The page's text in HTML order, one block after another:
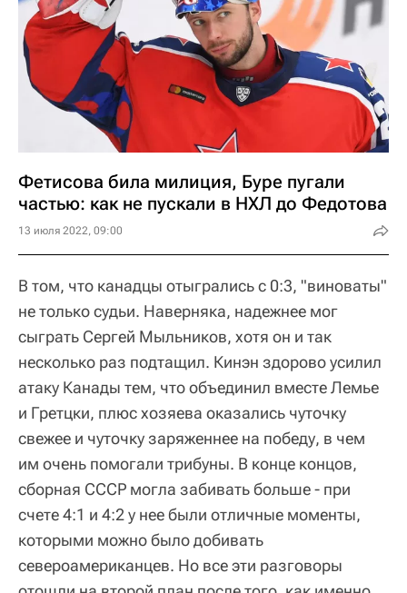
Фетисова била милиция, Буре пугали
частью: как не пускали в НХЛ до Федотова
13 июля 2022, 09:00
В том, что канадцы отыгрались с 0:3, "виноваты"
не только судьи. Наверняка, надежнее мог
сыграть Сергей Мыльников, хотя он и так
несколько раз подтащил. Кинэн здорово усилил
атаку Канады тем, что объединил вместе Лемье
и Гретцки, плюс хозяева оказались чуточку
свежее и чуточку заряженнее на победу, в чем
им очень помогали трибуны. В конце концов,
сборная СССР могла забивать больше - при
счете 4:1 и 4:2 у нее были отличные моменты,
которыми можно было добивать
североамериканцев. Но все эти разговоры